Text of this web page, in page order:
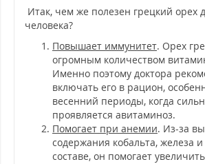
Итак, чем же полезен грецкий орех
человека?
Повышает иммунитет. Орех
огромным количеством
Именно поэтому доктора
включать его в рацион,
весенний периоды, когда
проявляется авитаминоз.
Помогает при анемии. Из-за
содержания кобальта, железа
составе, он помогает